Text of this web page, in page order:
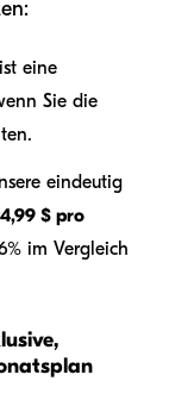
eine
Sie die
eindeutig
4,99 $ pro
im Vergleich